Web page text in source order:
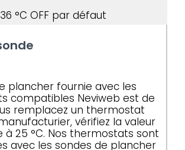
°C OFF par défaut
plancher fournie avec les
compatibles Neviweb est de
remplacez un thermostat
vérifiez la valeur
à 25 °C. Nos thermostats sont
avec les sondes de plancher